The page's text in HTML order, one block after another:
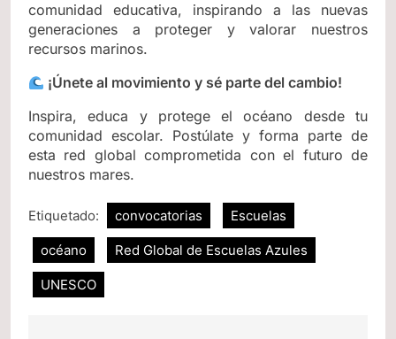
comunidad educativa, inspirando a las nuevas
generaciones a proteger y valorar nuestros
recursos marinos.
¡Únete al movimiento y sé parte del cambio!
Inspira, educa y protege el océano desde tu
comunidad escolar. Postúlate y forma parte de
esta red global comprometida con el futuro de
nuestros mares.
Etiquetado: convocatorias Escuelas
océano Red Global de Escuelas Azules
UNESCO